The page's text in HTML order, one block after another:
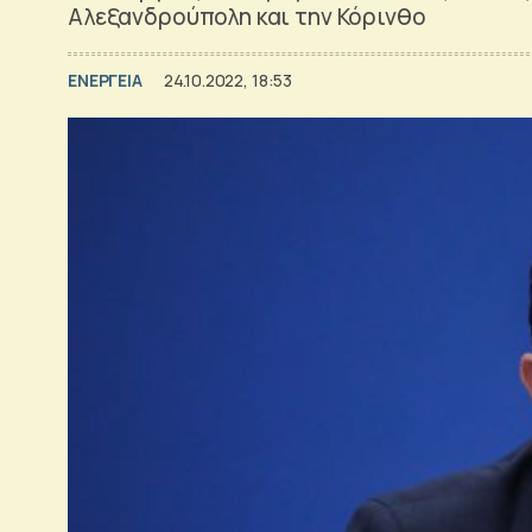
Αλεξανδρούπολη και την Κόρινθο
ΕΝΕΡΓΕΙΑ 24.10.2022, 18:53